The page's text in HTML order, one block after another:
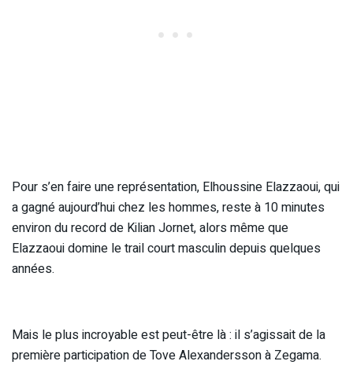
Pour s’en faire une représentation, Elhoussine Elazzaoui, qui
a gagné aujourd’hui chez les hommes, reste à 10 minutes
environ du record de Kilian Jornet, alors même que
Elazzaoui domine le trail court masculin depuis quelques
années.
Mais le plus incroyable est peut-être là : il s’agissait de la
première participation de Tove Alexandersson à Zegama.